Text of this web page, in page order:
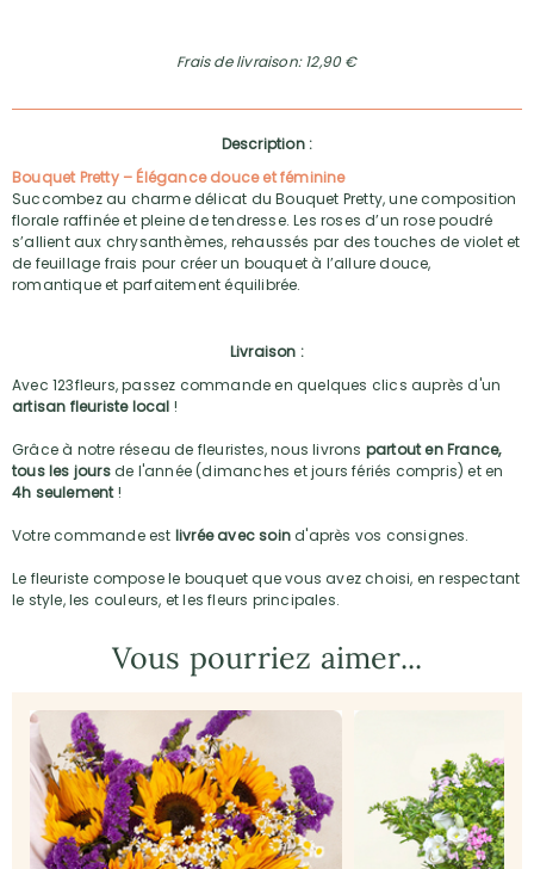
Frais de livraison: 12,90 €
Description :
Bouquet Pretty – Élégance douce et féminine
Succombez au charme délicat du Bouquet Pretty, une composition
florale raffinée et pleine de tendresse. Les roses d’un rose poudré
s’allient aux chrysanthèmes, rehaussés par des touches de violet et
de feuillage frais pour créer un bouquet à l’allure douce,
romantique et parfaitement équilibrée.
Livraison :
Avec 123fleurs, passez commande en quelques clics auprès d'un
artisan fleuriste local !
Grâce à notre réseau de fleuristes, nous livrons partout en France,
tous les joursde l'année (dimanches et jours fériés compris) et en
4h seulement!
Votre commande est livrée avec soind'après vos consignes.
Le fleuriste compose le bouquet que vous avez choisi, en respectant
le style, les couleurs, et les fleurs principales.
Vous pourriez aimer...